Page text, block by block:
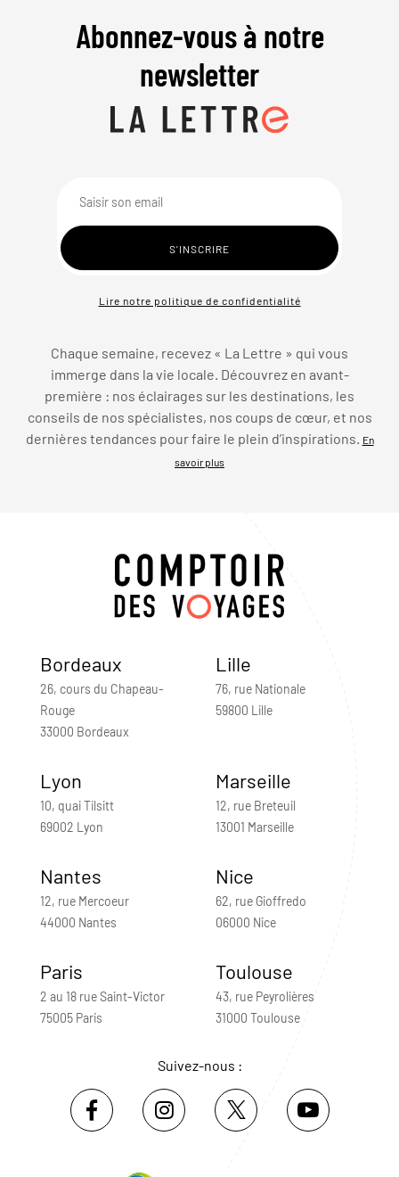
Abonnez-vous à notre
newsletter
Lire notre politique de confidentialité
Chaque semaine, recevez « La Lettre » qui vous
immerge dans la vie locale. Découvrez en avant-
première : nos éclairages sur les destinations, les
conseils de nos spécialistes, nos coups de cœur, et nos
dernières tendances pour faire le plein d’inspirations. En
savoir plus
Bordeaux
26, cours du Chapeau-
Rouge
33000 Bordeaux
Lille
76, rue Nationale
59800 Lille
Lyon
10, quai Tilsitt
69002 Lyon
Marseille
12, rue Breteuil
13001 Marseille
Nantes
12, rue Mercoeur
44000 Nantes
Nice
62, rue Gioffredo
06000 Nice
Paris
2 au 18 rue Saint-Victor
75005 Paris
Toulouse
43, rue Peyrolières
31000 Toulouse
Suivez-nous :